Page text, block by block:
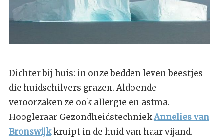
Dichter bij huis: in onze bedden leven beestjes
die huidschilvers grazen. Aldoende
veroorzaken ze ook allergie en astma.
Hoogleraar GezondheidstechniekAnnelies van
Bronswijkkruipt in de huid van haar vijand.